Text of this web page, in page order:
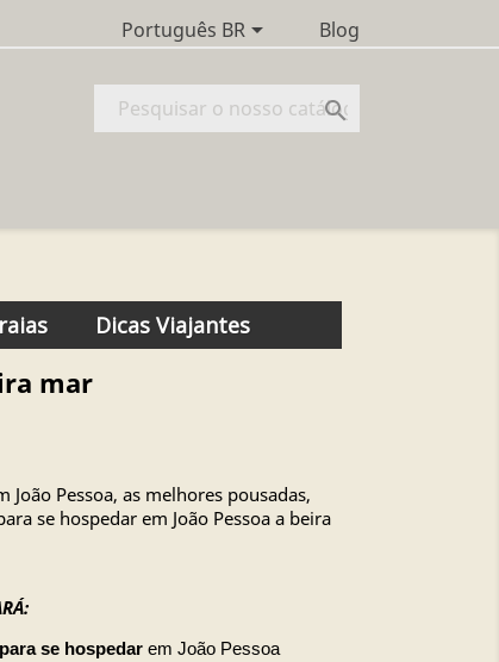
Português BR Blog

Dicas Viajantes
mar
João Pessoa, as melhores pousadas,
se hospedar em João Pessoa a beira
se hospedarem João Pessoa